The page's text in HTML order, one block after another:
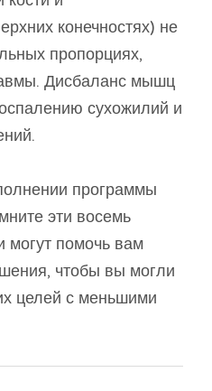
конечностях) не
пропорциях,
Дисбаланс мышц
сухожилий и
программы
эти восемь
могут помочь вам
чтобы вы могли
целей с меньшими